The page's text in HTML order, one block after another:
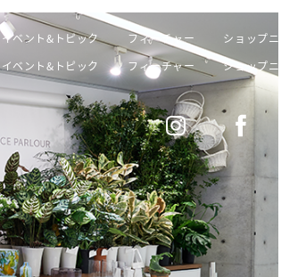
イベント&トピック フィーチャー ショップニュース
イベント&トピック フィーチャー ショップニュース